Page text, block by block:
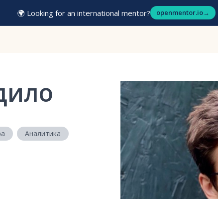
🌍 Looking for an international mentor? openmentor.io→
Аналитика